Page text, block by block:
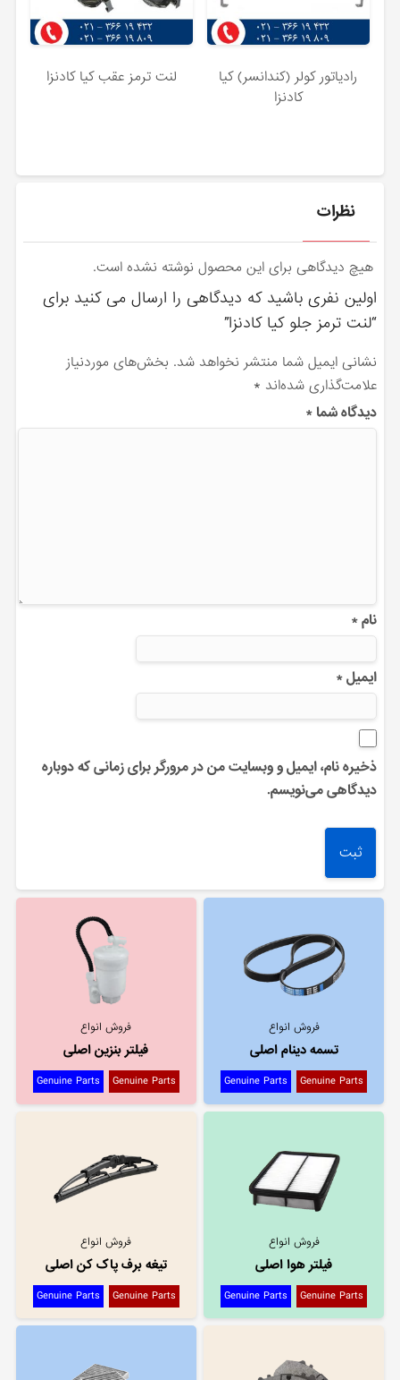
رادیاتور کولر (کندانسر) کیا
کادنزا
لنت ترمز عقب کیا کادنزا
نظرات
هیچ دیدگاهی برای این محصول نوشته نشده است.
اولین نفری باشید که دیدگاهی را ارسال می کنید برای
“لنت ترمز جلو کیا کادنزا”
نشانی ایمیل شما منتشر نخواهد شد. بخش‌های موردنیاز
علامت‌گذاری شده‌اند *
دیدگاه شما*
نام*
ایمیل*
ذخیره نام، ایمیل و وبسایت من در مرورگر برای زمانی که دوباره
دیدگاهی می‌نویسم.
فروش انواع
تسمه دینام اصلی
Genuine Parts
Genuine Parts
فروش انواع
فیلتر بنزین اصلی
Genuine Parts
Genuine Parts
فروش انواع
فیلتر هوا اصلی
Genuine Parts
Genuine Parts
فروش انواع
تیغه برف پاک کن اصلی
Genuine Parts
Genuine Parts